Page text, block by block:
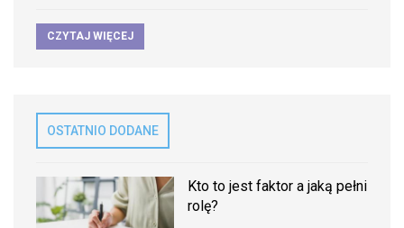
CZYTAJ WIĘCEJ
OSTATNIO DODANE
Kto to jest faktor a jaką pełni
rolę?